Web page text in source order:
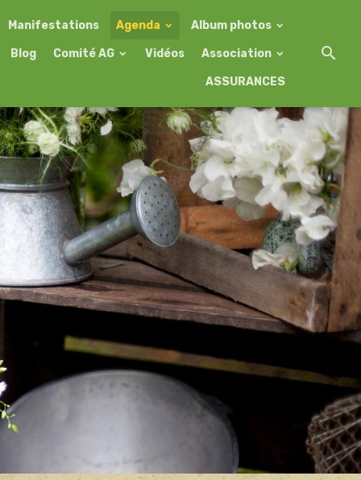
Manifestations Agenda Album photos
Blog Comité AG Vidéos Association
ASSURANCES